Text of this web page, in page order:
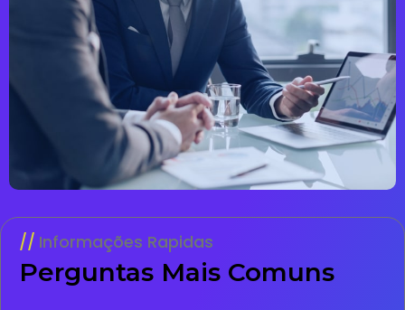
Informações Rapidas
Perguntas Mais Comuns